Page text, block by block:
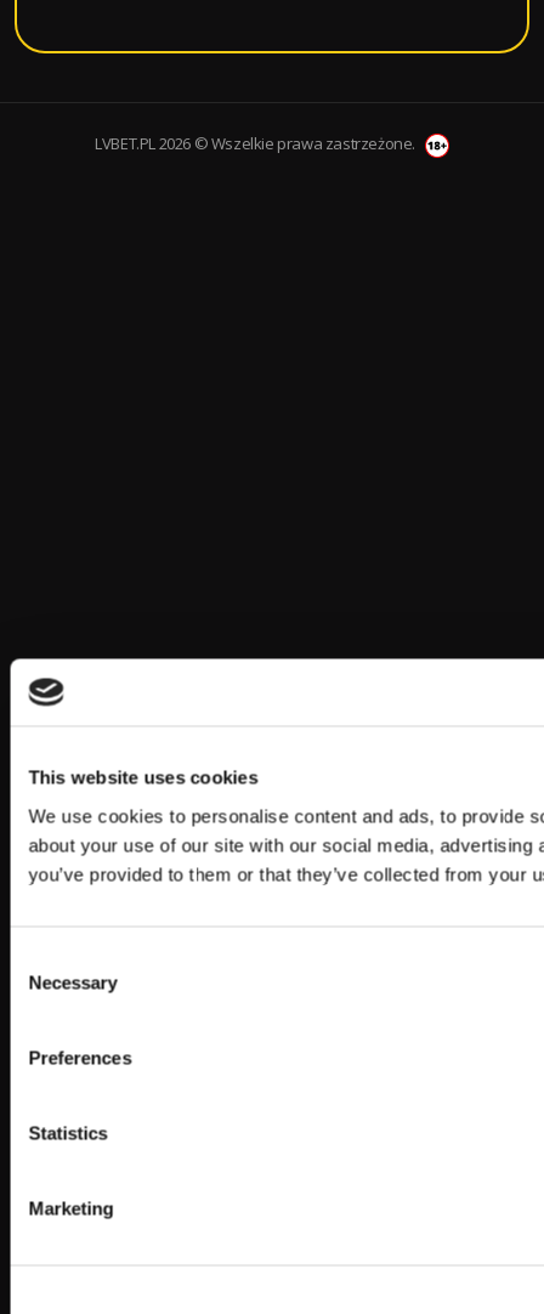
This website uses cookies
We use cookies to personalise content and ads, to provide
about your use of our site with our social media,
you’ve provided to them or that they’ve collected from your
Selection
Necessary
Preferences
Statistics
Marketing
LVBET.PL 2026 © Wszelkie prawa zastrzeżone.